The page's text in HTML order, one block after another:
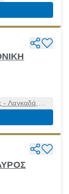
- Λαγκαδά,